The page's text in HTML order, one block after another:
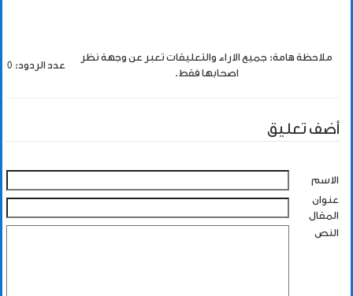
ملاحظة هامة: جميع الاراء والتعليقات تعبر عن وجهة نظر
اصحابها فقط.
عدد الردود: 0
أضف تعليق
الاسم
عنوان
المقال
النص